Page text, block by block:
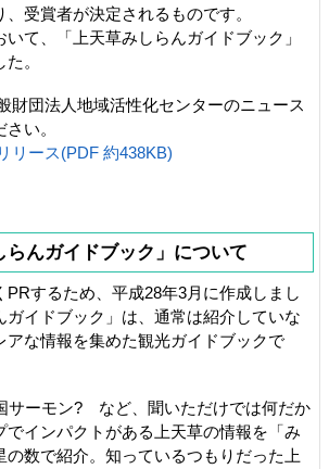
受賞者が決定されるものです。
て、「上天草みしらんガイドブック」
。
団法人地域活性化センターのニュース
い。
リース(PDF 約438KB)
んガイドブック」について
するため、平成28年3月に作成しまし
ガイドブック」は、通常は紹介していな
アな情報を集めた観光ガイドブックで
ーモン? など、聞いただけでは何だか
でインパクトがある上天草の情報を「み
の数で紹介。知っているつもりだった上